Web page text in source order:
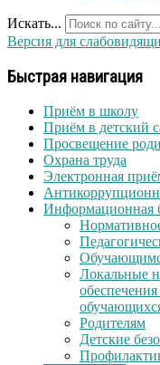
Искать...
Версия для
Быстрая навигация
Приём в школу
Приём в детский
Просвещение
Охрана труда
Электронная
Информационная
Локальные
Родителям
Детские